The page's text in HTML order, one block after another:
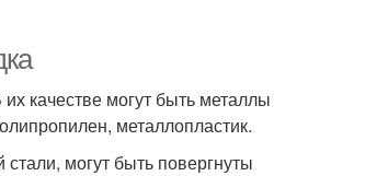
качестве могут быть металлы
металлопластик.
могут быть повергнуты